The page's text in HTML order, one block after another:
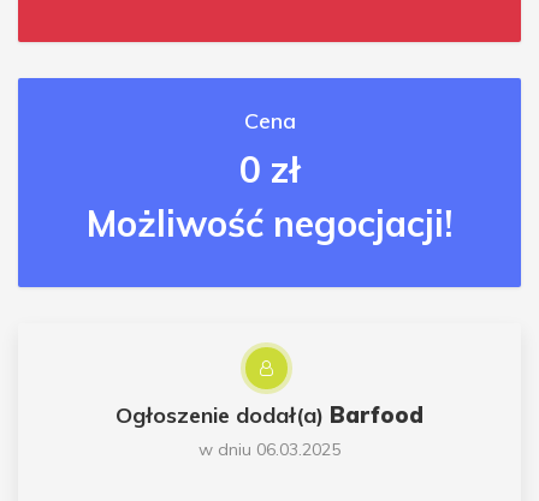
Cena
0 zł
Możliwość negocjacji!
Ogłoszenie dodał(a) Barfood
w dniu 06.03.2025